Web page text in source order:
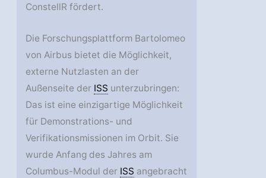
ConstellR fördert.
Die Forschungsplattform Bartolomeo
von Airbus bietet die Möglichkeit,
externe Nutzlasten an der
Außenseite der ISS unterzubringen:
Das ist eine einzigartige Möglichkeit
für Demonstrations- und
Verifikationsmissionen im Orbit. Sie
wurde Anfang des Jahres am
Columbus-Modul der ISS angebracht